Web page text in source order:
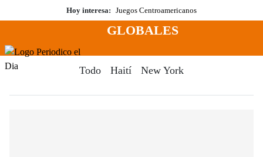
al
Hoy interesa: Juegos Centroamericanos
Menú
GLOBALES
Todo Haití New York